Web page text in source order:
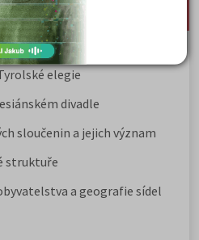
elegie
divadle
sloučenin a jejich význam
struktuře
a geografie sídel